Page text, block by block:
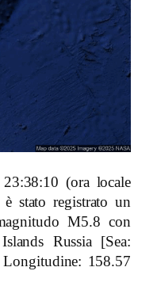
(ora locale
stato registrato un
M5.8 con
Russia [Sea:
158.57